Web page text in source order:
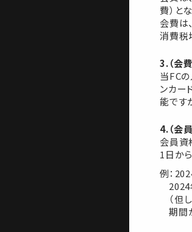
費）と
会費は
消費税
3.（会
当FC
ンカー
能です
4.（会
会員資
1日か
例：
（但
期間